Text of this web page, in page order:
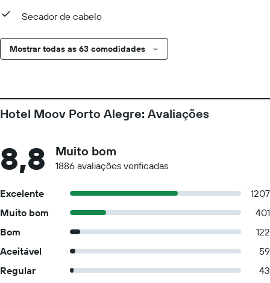
Secador de cabelo
Mostrar todas as 63 comodidades
Hotel Moov Porto Alegre: Avaliações
8,8 Muito bom
1886 avaliações verificadas
Excelente
1207
Muito bom
401
Bom
122
Aceitável
59
Regular
43